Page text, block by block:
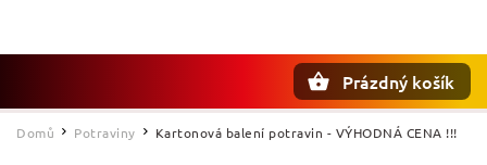
Prázdný košík
Domů / Potraviny / Kartonová balení potravin - VÝHODNÁ CENA !!!